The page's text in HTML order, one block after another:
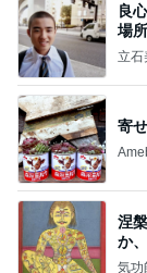
良
場
実の
立石
寄
涅
か
こ
気功